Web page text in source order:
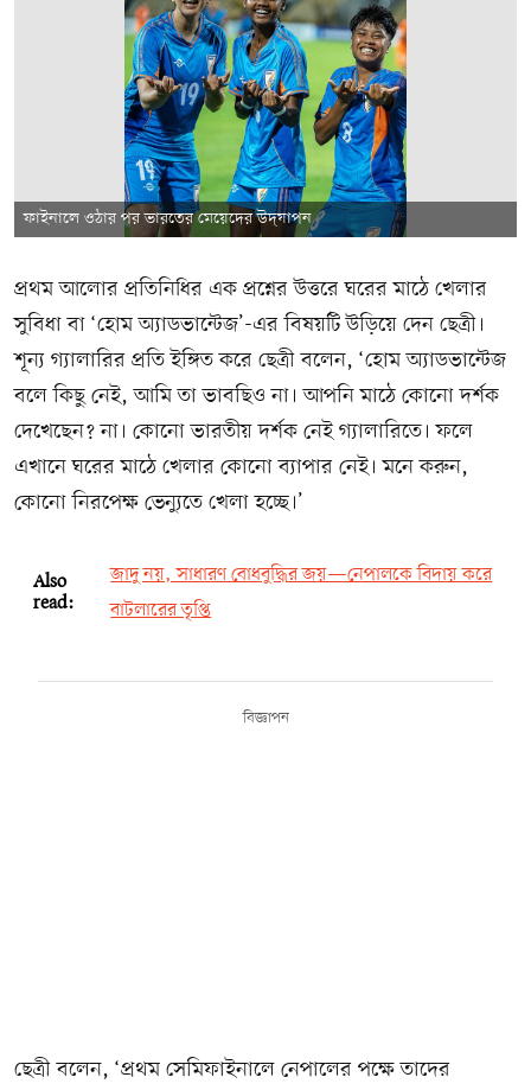
ফাইনালে ওঠার পর ভারতের মেয়েদের উদ্‌যাপন
প্রথম আলোর প্রতিনিধির এক প্রশ্নের উত্তরে ঘরের মাঠে খেলার
সুবিধা বা ‘হোম অ্যাডভান্টেজ’-এর বিষয়টি উড়িয়ে দেন ছেত্রী।
শূন্য গ্যালারির প্রতি ইঙ্গিত করে ছেত্রী বলেন, ‘হোম অ্যাডভান্টেজ
বলে কিছু নেই, আমি তা ভাবছিও না। আপনি মাঠে কোনো দর্শক
দেখেছেন? না। কোনো ভারতীয় দর্শক নেই গ্যালারিতে। ফলে
এখানে ঘরের মাঠে খেলার কোনো ব্যাপার নেই। মনে করুন,
কোনো নিরপেক্ষ ভেন্যুতে খেলা হচ্ছে।’
Also
read:
জাদু নয়, সাধারণ বোধবুদ্ধির জয়—নেপালকে বিদায় করে
বাটলারের তৃপ্তি
বিজ্ঞাপন
ছেত্রী বলেন, ‘প্রথম সেমিফাইনালে নেপালের পক্ষে তাদের